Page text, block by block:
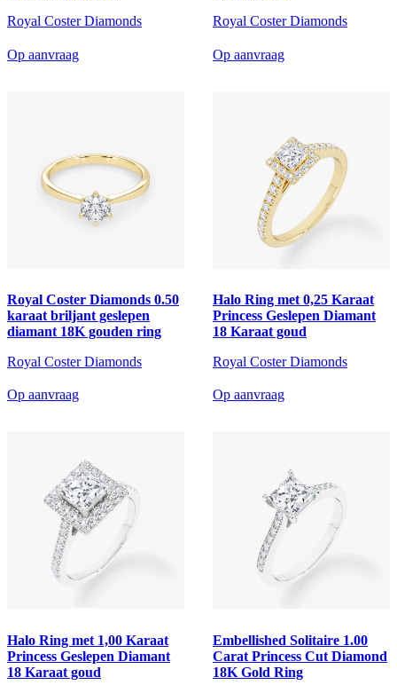
Royal Coster Diamonds
Op aanvraag
Royal Coster Diamonds
Op aanvraag
Royal Coster Diamonds 0.50
karaat briljant geslepen
diamant 18K gouden ring
Royal Coster Diamonds
Op aanvraag
Halo Ring met 0,25 Karaat
Princess Geslepen Diamant
18 Karaat goud
Royal Coster Diamonds
Op aanvraag
Halo Ring met 1,00 Karaat
Princess Geslepen Diamant
18 Karaat goud
Embellished Solitaire 1.00
Carat Princess Cut Diamond
18K Gold Ring